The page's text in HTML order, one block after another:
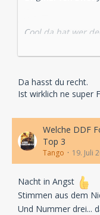
Cool da hat wer
Nacht in Angst ist
Da hasst du recht.
Ist wirklich ne super
Welche DDF
Top 3
Tango 19. Juli
Nacht in Angst
Stimmen aus dem
Und Nummer drei...